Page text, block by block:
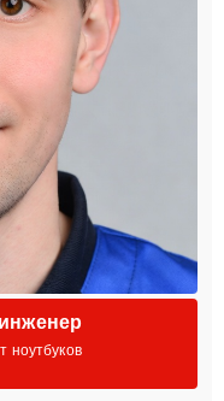
ноутбуков